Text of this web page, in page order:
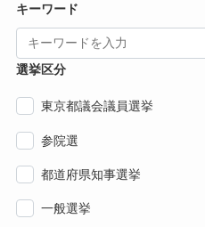
キーワード
選挙区分
東京都議会議員選挙
参院選
都道府県知事選挙
一般選挙